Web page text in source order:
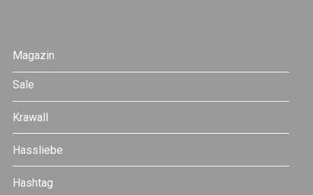
Magazin
Sale
Krawall
Hassliebe
Hashtag